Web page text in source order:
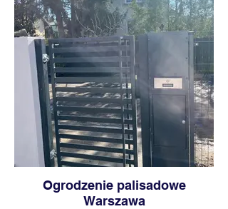
Ogrodzenie palisadowe
Warszawa